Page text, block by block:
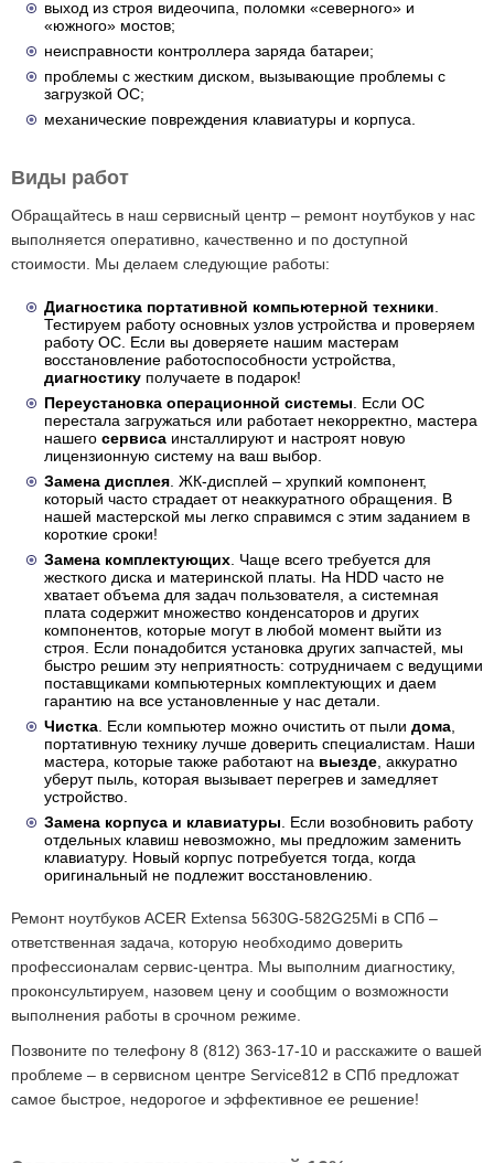
выход из строя видеочипа, поломки «северного» и
«южного» мостов;
неисправности контроллера заряда батареи;
проблемы с жестким диском, вызывающие проблемы с
загрузкой ОС;
механические повреждения клавиатуры и корпуса.
Виды работ
Обращайтесь в наш сервисный центр – ремонт ноутбуков у нас
выполняется оперативно, качественно и по доступной
стоимости. Мы делаем следующие работы:
Диагностика портативной компьютерной техники
Тестируем работу основных узлов устройства и проверяем
работу ОС. Если вы доверяете нашим мастерам
восстановление работоспособности устройства,
диагностику получаете в подарок!
Переустановка операционной системы . Если ОС
перестала загружаться или работает некорректно, мастера
нашего сервиса инсталлируют и настроят новую
лицензионную систему на ваш выбор.
Замена дисплея . ЖК-дисплей – хрупкий компонент,
который часто страдает от неаккуратного обращения. В
нашей мастерской мы легко справимся с этим заданием в
короткие сроки!
Замена комплектующих . Чаще всего требуется для
жесткого диска и материнской платы. На HDD часто не
хватает объема для задач пользователя, а системная
плата содержит множество конденсаторов и других
компонентов, которые могут в любой момент выйти из
строя. Если понадобится установка других запчастей, мы
быстро решим эту неприятность: сотрудничаем с ведущими
поставщиками компьютерных комплектующих и даем
гарантию на все установленные у нас детали.
Чистка . Если компьютер можно очистить от пыли дома
портативную технику лучше доверить специалистам. Наши
мастера, которые также работают на выезде , аккуратно
уберут пыль, которая вызывает перегрев и замедляет
устройство.
Замена корпуса и клавиатуры . Если возобновить работу
отдельных клавиш невозможно, мы предложим заменить
клавиатуру. Новый корпус потребуется тогда, когда
оригинальный не подлежит восстановлению.
Ремонт ноутбуков ACER Extensa 5630G-582G25Mi в СПб –
ответственная задача, которую необходимо доверить
профессионалам сервис-центра. Мы выполним диагностику,
проконсультируем, назовем цену и сообщим о возможности
выполнения работы в срочном режиме.
Позвоните по телефону 8 (812) 363-17-10 и расскажите о вашей
проблеме – в сервисном центре Service812 в СПб предложат
самое быстрое, недорогое и эффективное ее решение!